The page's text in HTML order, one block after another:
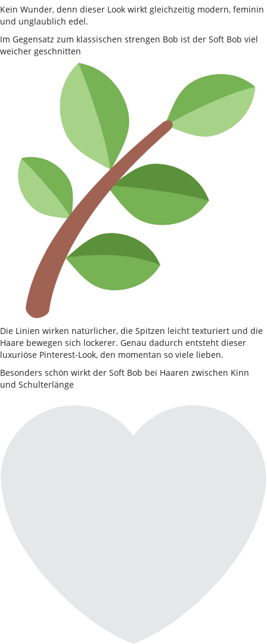
Kein Wunder, denn dieser Look wirkt gleichzeitig modern, feminin
und unglaublich edel.
Im Gegensatz zum klassischen strengen Bob ist der Soft Bob viel
weicher geschnitten
Die Linien wirken natürlicher, die Spitzen leicht texturiert und die
Haare bewegen sich lockerer. Genau dadurch entsteht dieser
luxuriöse Pinterest-Look, den momentan so viele lieben.
Besonders schön wirkt der Soft Bob bei Haaren zwischen Kinn
und Schulterlänge